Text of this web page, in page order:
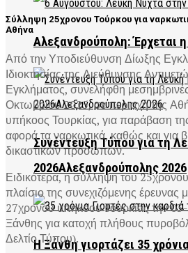
Αλεξανδρούπολη: Έρχεται
Συνέντευξη Τύπου για τη
2026Αλεξανδρούπολης 2026
Η Ξάνθη γιορτάζει 35
Σύλληψη 25χρονου Τούρκου για
Αθήνα
Από την Υποδιεύθυνση Δίωξης
Ιδιοκτησίας της Διεύθυνσης
Εγκλήματος, συνελήφθη
Οκτωβρίου 2025, σε περιοχή της
υπήκοος Τουρκίας, για παράβαση
αφορά τα ναρκωτικά, καθώς και για
δικαστικών προσώπων.
Ειδικότερα, η σύλληψη του
πλαίσιο της συνεχιζόμενης έρευνας
27χρονου υπηκόου Τουρκίας την
Ξάνθης για κατοχή πλήθους
Δελτίο Τύπου).